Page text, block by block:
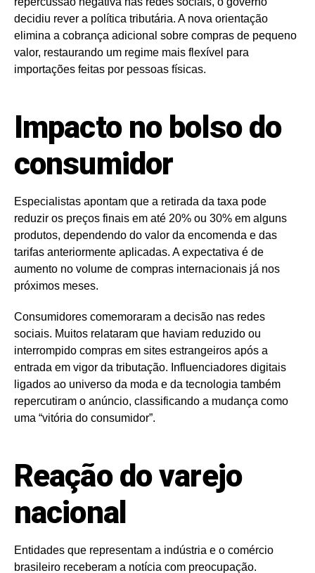
decidiu rever a política tributária. A nova orientação
elimina a cobrança adicional sobre compras de pequeno
valor, restaurando um regime mais flexível para
importações feitas por pessoas físicas.
Impacto no bolso do
consumidor
Especialistas apontam que a retirada da taxa pode
reduzir os preços finais em até 20% ou 30% em alguns
produtos, dependendo do valor da encomenda e das
tarifas anteriormente aplicadas. A expectativa é de
aumento no volume de compras internacionais já nos
próximos meses.
Consumidores comemoraram a decisão nas redes
sociais. Muitos relataram que haviam reduzido ou
interrompido compras em sites estrangeiros após a
entrada em vigor da tributação. Influenciadores digitais
ligados ao universo da moda e da tecnologia também
repercutiram o anúncio, classificando a mudança como
uma “vitória do consumidor”.
Reação do varejo
nacional
Entidades que representam a indústria e o comércio
brasileiro receberam a notícia com preocupação.